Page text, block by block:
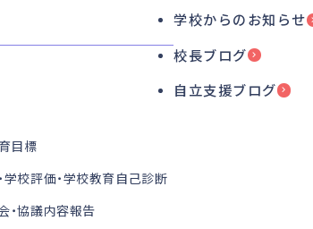
目標
学校評価・学校教育自己診断
・協議内容報告
学校からのお知らせ
校長ブログ
自立支援ブログ